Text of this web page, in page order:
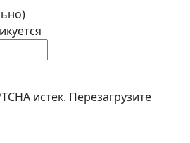
истек. Перезагрузите